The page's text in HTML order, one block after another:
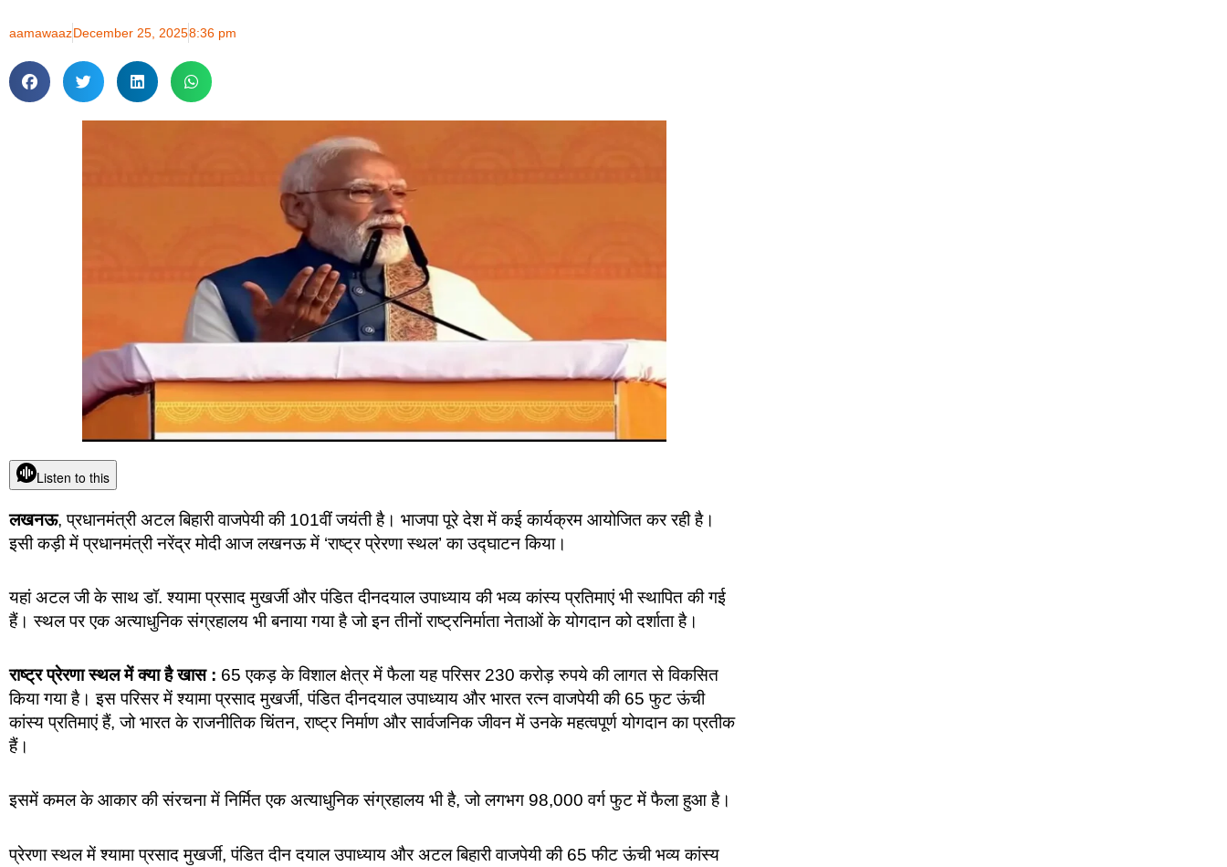
aamawaazDecember 25, 20258:36 pm
Listen to this
लखनऊ, प्रधानमंत्री अटल बिहारी वाजपेयी की 101वीं जयंती है। भाजपा पूरे देश में कई कार्यक्रम आयोजित कर रही है।
इसी कड़ी में प्रधानमंत्री नरेंद्र मोदी आज लखनऊ में ‘राष्ट्र प्रेरणा स्थल’ का उद्घाटन किया।
यहां अटल जी के साथ डॉ. श्यामा प्रसाद मुखर्जी और पंडित दीनदयाल उपाध्याय की भव्य कांस्य प्रतिमाएं भी स्थापित की गई
हैं। स्थल पर एक अत्याधुनिक संग्रहालय भी बनाया गया है जो इन तीनों राष्ट्रनिर्माता नेताओं के योगदान को दर्शाता है।
राष्ट्र प्रेरणा स्थल में क्या है खास : 65 एकड़ के विशाल क्षेत्र में फैला यह परिसर 230 करोड़ रुपये की लागत से विकसित
किया गया है। इस परिसर में श्यामा प्रसाद मुखर्जी, पंडित दीनदयाल उपाध्याय और भारत रत्न वाजपेयी की 65 फुट ऊंची
कांस्य प्रतिमाएं हैं, जो भारत के राजनीतिक चिंतन, राष्ट्र निर्माण और सार्वजनिक जीवन में उनके महत्वपूर्ण योगदान का प्रतीक
हैं।
इसमें कमल के आकार की संरचना में निर्मित एक अत्याधुनिक संग्रहालय भी है, जो लगभग 98,000 वर्ग फुट में फैला हुआ है।
प्रेरणा स्थल में श्यामा प्रसाद मुखर्जी, पंडित दीन दयाल उपाध्याय और अटल बिहारी वाजपेयी की 65 फीट ऊंची भव्य कांस्य